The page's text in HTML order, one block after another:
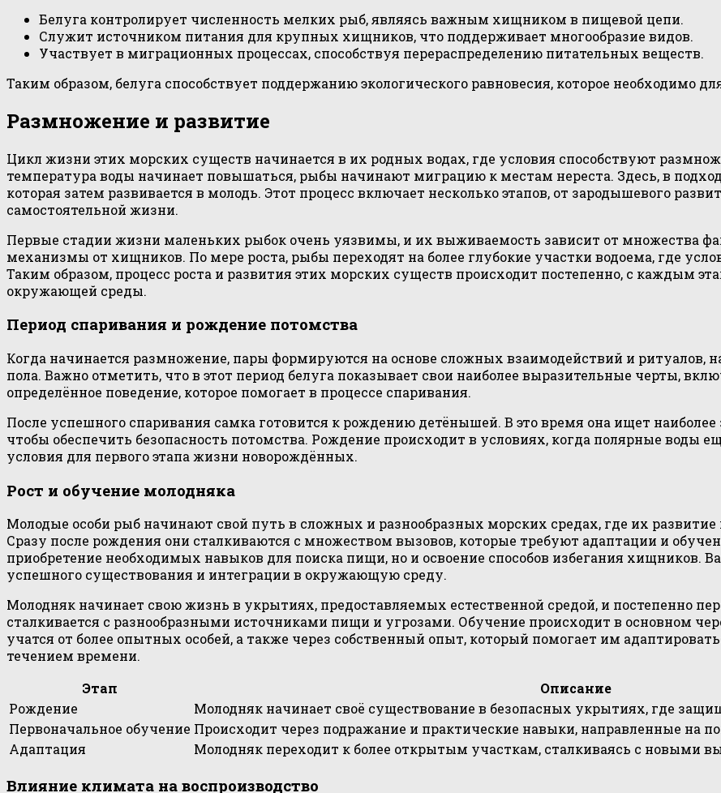
Белуга контролирует численность мелких рыб, являясь важным хищником в пищевой цепи.
Служит источником питания для крупных хищников, что поддерживает многообразие видов.
Участвует в миграционных процессах, способствуя перераспределению питательных веществ.
Таким образом, белуга способствует поддержанию экологического равновесия, которое необходимо
Размножение и развитие
Цикл жизни этих морских существ начинается в их родных водах, где условия способствуют
температура воды начинает повышаться, рыбы начинают миграцию к местам нереста. Здесь, в
которая затем развивается в молодь. Этот процесс включает несколько этапов, от зародышевого
самостоятельной жизни.
Первые стадии жизни маленьких рыбок очень уязвимы, и их выживаемость зависит от множества
механизмы от хищников. По мере роста, рыбы переходят на более глубокие участки водоема, где
Таким образом, процесс роста и развития этих морских существ происходит постепенно, с каждым
окружающей среды.
Период спаривания и рождение потомства
Когда начинается размножение, пары формируются на основе сложных взаимодействий и ритуалов,
пола. Важно отметить, что в этот период белуга показывает свои наиболее выразительные черты,
определённое поведение, которое помогает в процессе спаривания.
После успешного спаривания самка готовится к рождению детёнышей. В это время она ищет
чтобы обеспечить безопасность потомства. Рождение происходит в условиях, когда полярные воды
условия для первого этапа жизни новорождённых.
Рост и обучение молодняка
Молодые особи рыб начинают свой путь в сложных и разнообразных морских средах, где их
Сразу после рождения они сталкиваются с множеством вызовов, которые требуют адаптации и
приобретение необходимых навыков для поиска пищи, но и освоение способов избегания хищников.
успешного существования и интеграции в окружающую среду.
Молодняк начинает свою жизнь в укрытиях, предоставляемых естественной средой, и постепенно
сталкивается с разнообразными источниками пищи и угрозами. Обучение происходит в основном
учатся от более опытных особей, а также через собственный опыт, который помогает им
течением времени.
Этап
Описание
Рождение
Молодняк начинает своё существование в безопасных укрытиях, где
Первоначальное обучение Происходит через подражание и практические навыки, направленные на
Адаптация
Молодняк переходит к более открытым участкам, сталкиваясь с новыми
Влияние климата на воспроизводство